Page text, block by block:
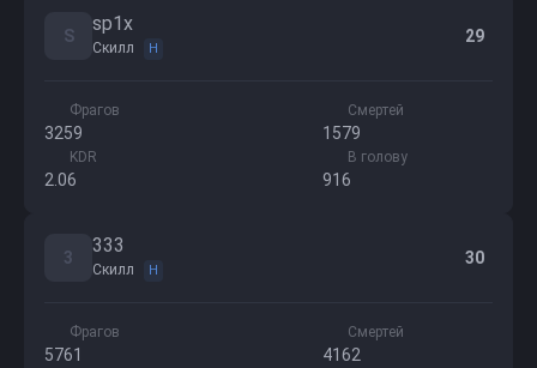
S
sp1x
Скилл H
29
Фрагов
3259
Смертей
1579
KDR
2.06
В голову
916
3
333
Скилл H
30
Фрагов
5761
Смертей
4162